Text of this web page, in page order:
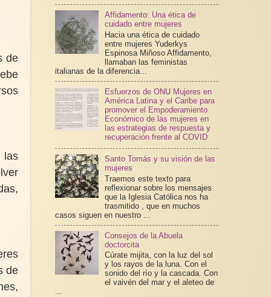
de
las
de
Affidamento: Una ética de
cuidado entre mujeres
Hacia una ética de cuidado
entre mujeres Yuderkys
Espinosa Miñoso Affidamento,
llamaban las feministas
italianas de la diferencia...
Esfuerzos de ONU Mujeres en
América Latina y el Caribe para
promover el Empoderamiento
Económico de las mujeres en
las estrategias de respuesta y
recuperación frente al COVID
Santo Tomás y su visión de las
mujeres
Traemos este texto para
reflexionar sobre los mensajes
que la Iglesia Católica nos ha
trasmitido , que en muchos
casos siguen en nuestro ...
Consejos de la Abuela
doctorcita
Cúrate mijita, con la luz del sol
y los rayos de la luna. Con el
sonido del río y la cascada. Con
el vaivén del mar y el aleteo de
...